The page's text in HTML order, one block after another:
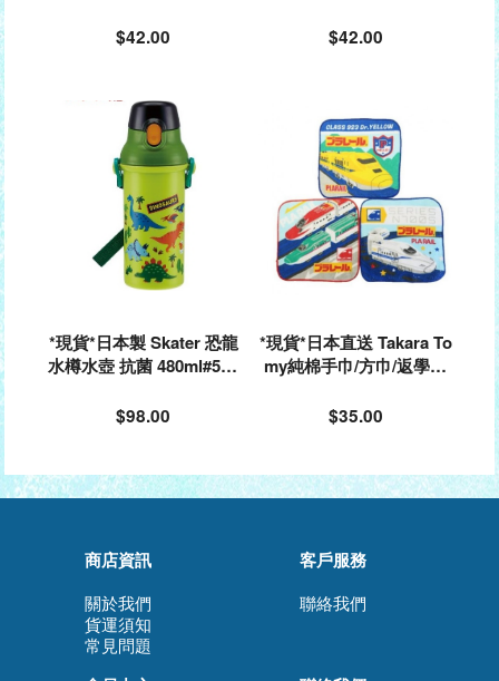
$42.00
$42.00
*現貨*日本製 Skater 恐龍
水樽水壺 抗菌 480ml#530
$98.00
*現貨*日本直送 Takara To
my純棉手巾/方巾/返學手
$35.00
商店資訊
關於我們
貨運須知
常見問題
客戶服務
聯絡我們